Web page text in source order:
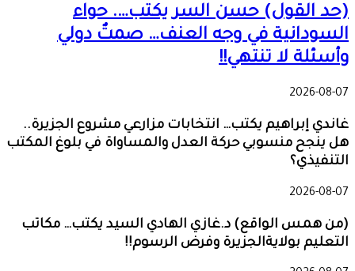
(حد القول) حسن السر يكتب…. حواء
السودانية في وجه العنف… صمتٌ دولي
وأسئلة لا تنتهي!!
2026-08-07
غاندي إبراهيم يكتب… انتخابات مزارعي مشروع الجزيرة..
هل ينجح منسوبي حركة العدل والمساواة في بلوغ المكتب
التنفيذي؟
2026-08-07
(من همس الواقع) د.غازي الهادي السيد يكتب… مكاتب
التعليم بولايةالجزيرة وفرض الرسوم!!